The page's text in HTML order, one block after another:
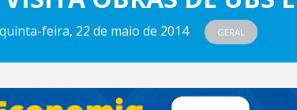
quinta-feira, 22 de maio de 2014 GERAL